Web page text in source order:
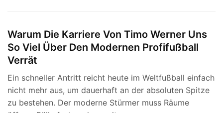
Warum Die Karriere Von Timo Werner Uns
So Viel Über Den Modernen Profifußball
Verrät
Ein schneller Antritt reicht heute im Weltfußball einfach
nicht mehr aus, um dauerhaft an der absoluten Spitze
zu bestehen. Der moderne Stürmer muss Räume